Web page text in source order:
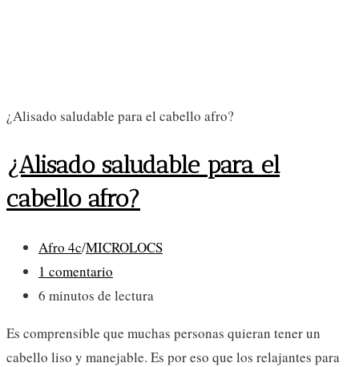
¿Alisado saludable para el cabello afro?
¿Alisado saludable para el
cabello afro?
Categoría
de
la
Afro 4c/MICROLOCS
Comentarios
de
entrada:
1 comentario
Tiempo
lectura:
6 minutos de lectura
Es comprensible que muchas personas quieran tener un
cabello liso y manejable. Es por eso que los relajantes para